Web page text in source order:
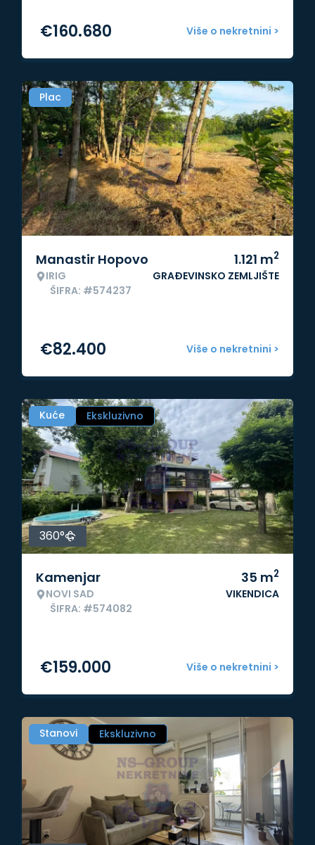
Više o nekretnini >
€160.680
Plac
Manastir Hopovo
IRIG
ŠIFRA: #574237
1.121 m2
GRAĐEVINSKO ZEMLJIŠTE
Više o nekretnini >
€82.400
Kuće Ekskluzivno
360°
Kamenjar
NOVI SAD
ŠIFRA: #574082
35 m2
VIKENDICA
Više o nekretnini >
€159.000
Stanovi Ekskluzivno